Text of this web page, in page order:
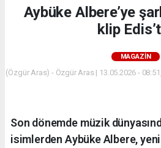
Aybüke Albere’ye
klip
MAGAZIN
(Özgür Aras) - Özgür Aras | 13.05.2026 -
Son dönemde müzik
isimlerden Aybüke Albere,